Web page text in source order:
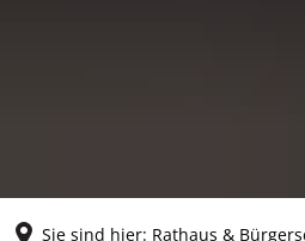
Sie sind hier: Rathaus &